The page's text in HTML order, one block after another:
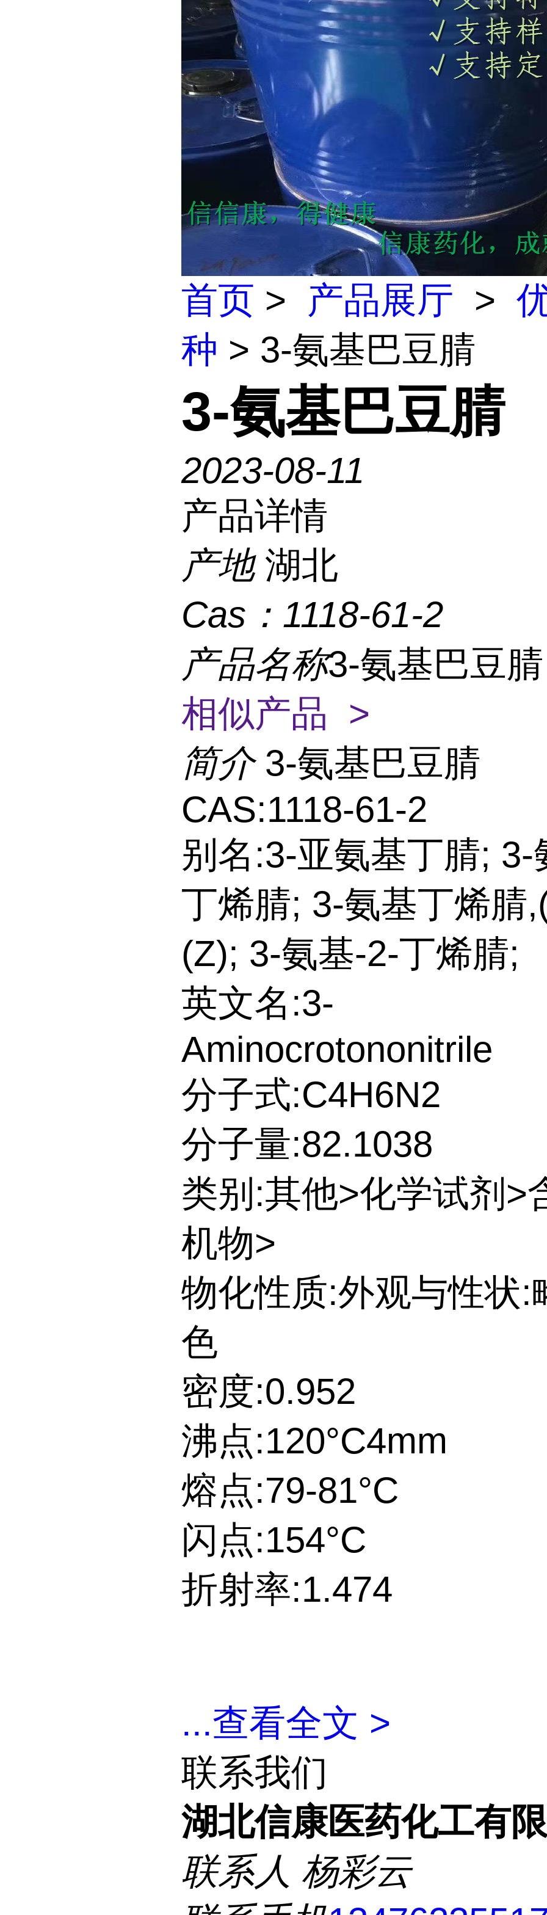
首页 > 产品展厅 >
种 > 3-氨基巴豆腈
3-氨基巴豆腈
2023-08-11
产品详情
产地 湖北
Cas： 1118-61-2
产品名称3-氨基巴豆
相似产品 >
简介 3-氨基巴豆腈
CAS:1118-61-2
别名:3-亚氨基丁腈; 3-
丁烯腈; 3-氨基丁烯腈
(Z); 3-氨基-2-丁烯腈;
英文名:3-
Aminocrotononitrile
分子式:C4H6N2
分子量:82.1038
类别:其他>化学试剂>
机物>
物化性质:外观与性状:
色
密度:0.952
沸点:120°C4mm
熔点:79-81°C
闪点:154°C
折射率:1.474
...查看全文 >
联系我们
湖北信康医药化工有
联系人 杨彩云